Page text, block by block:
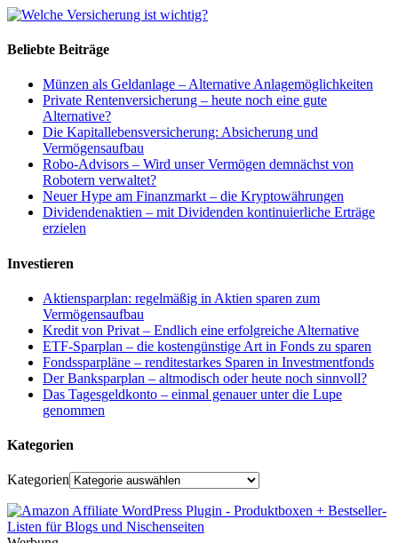
Beliebte Beiträge
Münzen als Geldanlage – Alternative Anlagemöglichkeiten
Private Rentenversicherung – heute noch eine gute
Alternative?
Die Kapitallebensversicherung: Absicherung und
Vermögensaufbau
Robo-Advisors – Wird unser Vermögen demnächst von
Robotern verwaltet?
Neuer Hype am Finanzmarkt – die Kryptowährungen
Dividendenaktien – mit Dividenden kontinuierliche Erträge
erzielen
Investieren
Aktiensparplan: regelmäßig in Aktien sparen zum
Vermögensaufbau
Kredit von Privat – Endlich eine erfolgreiche Alternative
ETF-Sparplan – die kostengünstige Art in Fonds zu sparen
Fondssparpläne – renditestarkes Sparen in Investmentfonds
Der Banksparplan – altmodisch oder heute noch sinnvoll?
Das Tagesgeldkonto – einmal genauer unter die Lupe
genommen
Kategorien
Kategorien